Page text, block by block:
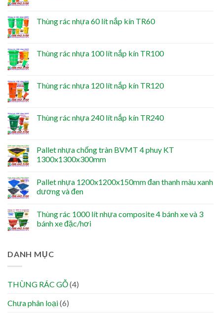
Thùng rác nhựa 60 lít nắp kín TR60
Thùng rác nhựa 100 lít nắp kín TR100
Thùng rác nhựa 120 lít nắp kín TR120
Thùng rác nhựa 240 lít nắp kín TR240
Pallet nhựa chống tràn BVMT 4 phuy KT
1300x1300x300mm
Pallet nhựa 1200x1200x150mm đan thanh màu xanh
dương và đen
Thùng rác 1000 lít nhựa composite 4 bánh xe và 3
bánh xe đặc/hơi
DANH MỤC
THÙNG RÁC GỖ(4)
Chưa phân loại(6)